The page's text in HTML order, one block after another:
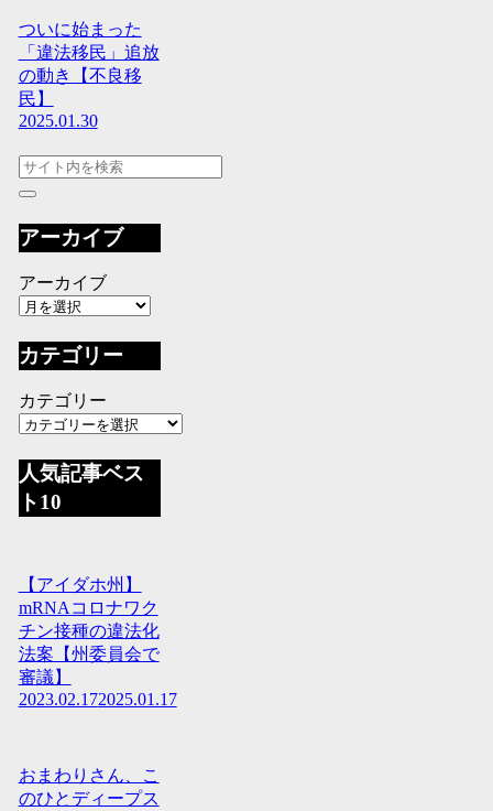
ついに始まった
「違法移民」追放
の動き【不良移
民】
2025.01.30
アーカイブ
アーカイブ
カテゴリー
カテゴリー
人気記事ベス
ト10
【アイダホ州】
mRNAコロナワク
チン接種の違法化
法案【州委員会で
審議】
2023.02.172025.01.17
おまわりさん、こ
のひとディープス